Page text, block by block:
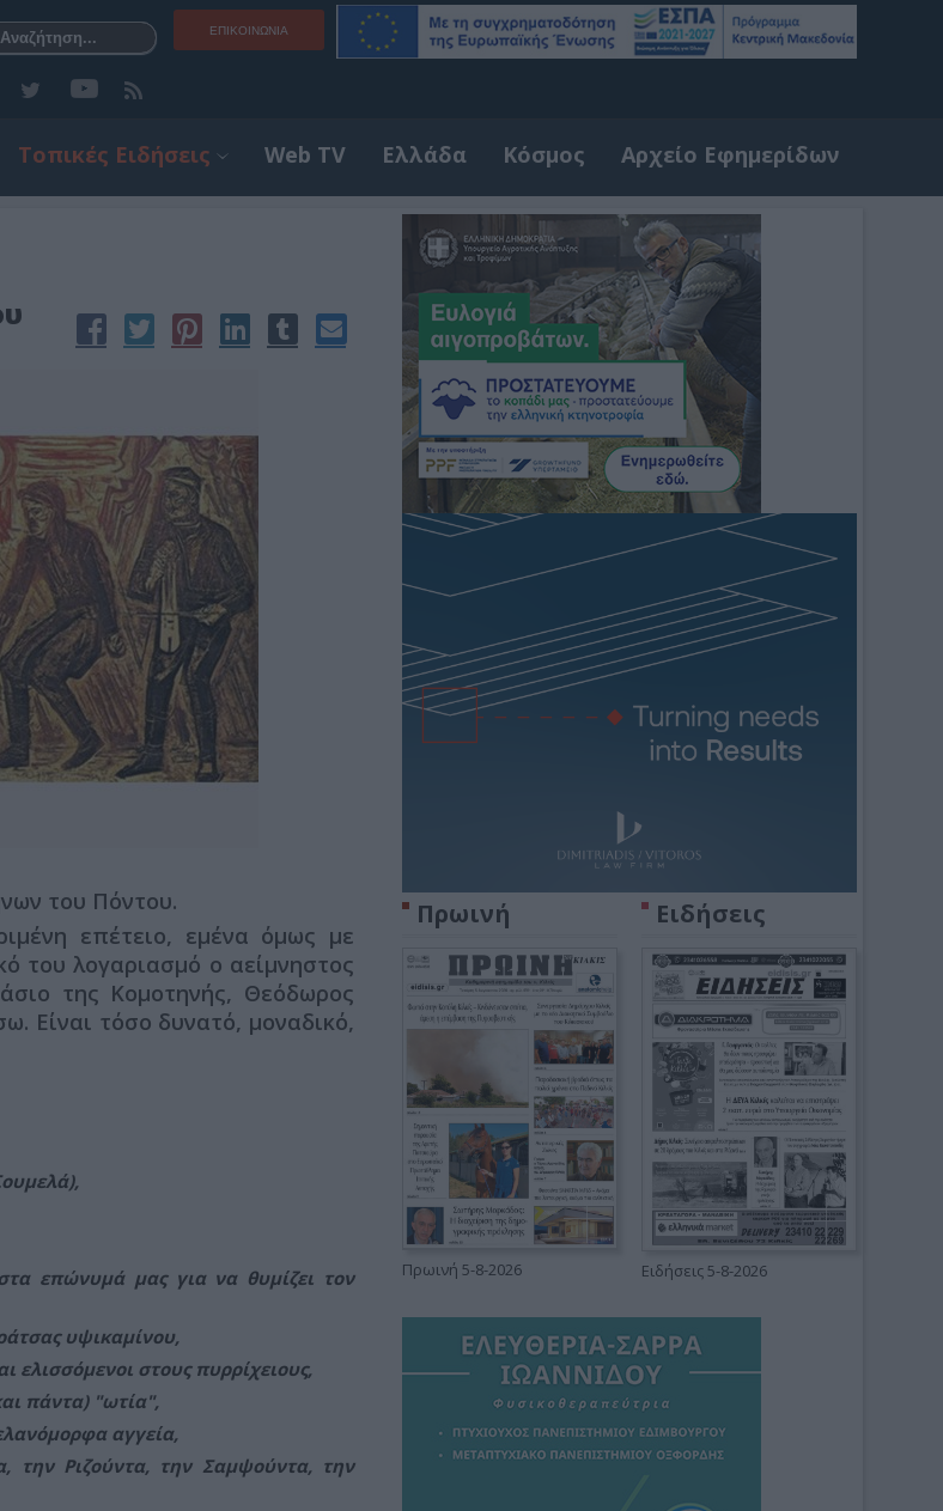
ΕΠΙΚΟΙΝΩΝΊΑ
Τοπικές Ειδήσεις Web TV Ελλάδα Κόσμος Αρχείο Εφημερίδων
του Πόντου.
επέτειο, εμένα όμως με
του λογαριασμό ο αείμνηστος
της Κομοτηνής, Θεόδωρος
Είναι τόσο δυνατό, μοναδικό,
επώνυμά μας για να θυμίζει τον
υψικαμίνου,
ελισσόμενοι στους πυρρίχειους,
πάντα) "ωτία",
αγγεία,
την Ριζούντα, την Σαμψούντα, την
Πρωινή
Πρωινή 5-8-2026
Ειδήσεις
Ειδήσεις 5-8-2026